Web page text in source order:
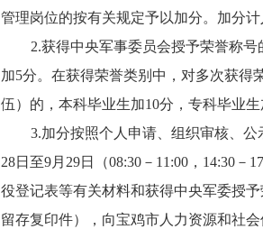
管理岗位的按有关规定予以加分。加分计
2.获得中央军事委员会授予荣誉称
加5分。在获得荣誉类别中，对多次获得
伍）的，本科毕业生加10分，专科毕业
3.加分按照个人申请、组织审核、
28日至9月29日（08:30－11:00，14:30
役登记表等有关材料和获得中央军委授
留存复印件），向宝鸡市人力资源和社